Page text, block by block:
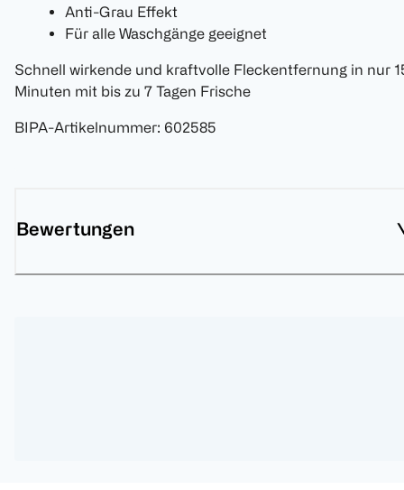
Anti-Grau Effekt
Für alle Waschgänge geeignet
Schnell wirkende und kraftvolle Fleckentfernung in nur
Minuten mit bis zu 7 Tagen Frische
BIPA-Artikelnummer: 602585
Bewertungen